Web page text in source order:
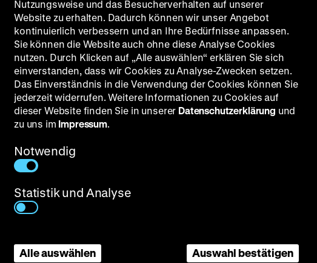
D: Luis Escobar, José Luis López
Nutzungsweise und das Besucherverhalten auf unserer
Website zu erhalten. Dadurch können wir unser Angebot
kontinuierlich verbessern und an Ihre Bedürfnisse anpassen.
Sie können die Website auch ohne diese Analyse Cookies
nutzen. Durch Klicken auf „Alle auswählen“ erklären Sie sich
einverstanden, dass wir Cookies zu Analyse-Zwecken setzen.
Das Einverständnis in die Verwendung der Cookies können Sie
jederzeit widerrufen. Weitere Informationen zu Cookies auf
dieser Website finden Sie in unserer Datenschutzerklärung und
zu uns im Impressum.
Notwendig
Statistik und Analyse
Alle auswählen Auswahl bestätigen